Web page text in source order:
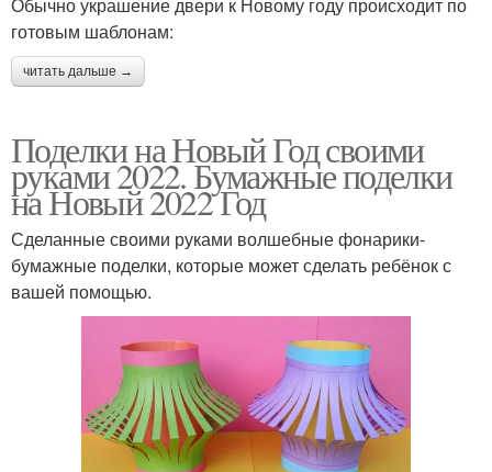
готовым шаблонам:
читать дальше →
Поделки на Новый Год своими
руками 2022. Бумажные поделки
на Новый 2022 Год
Сделанные своими руками волшебные фонарики-
бумажные поделки, которые может сделать ребёнок с
вашей помощью.